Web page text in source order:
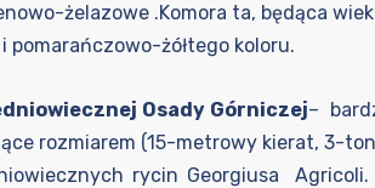
żelazowe .Komora ta, będąca
żółtego koloru.
Osady Górniczej–
rozmiarem (15-metrowy kierat, 3-
rycin Georgiusa Agricoli.